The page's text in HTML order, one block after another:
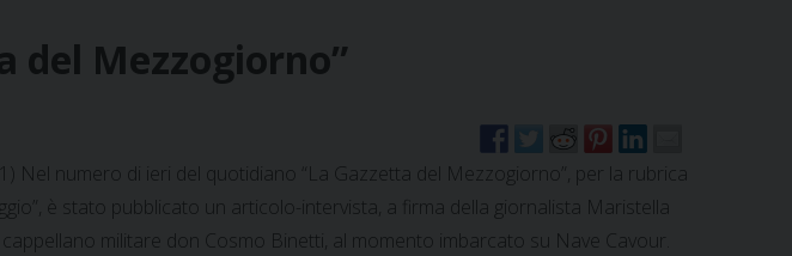
del Mezzogiorno”
Nel numero di ieri del quotidiano “La Gazzetta del Mezzogiorno”, per la rubrica
è stato pubblicato un articolo-intervista, a firma della giornalista Maristella
militare don Cosmo Binetti, al momento imbarcato su Nave Cavour.